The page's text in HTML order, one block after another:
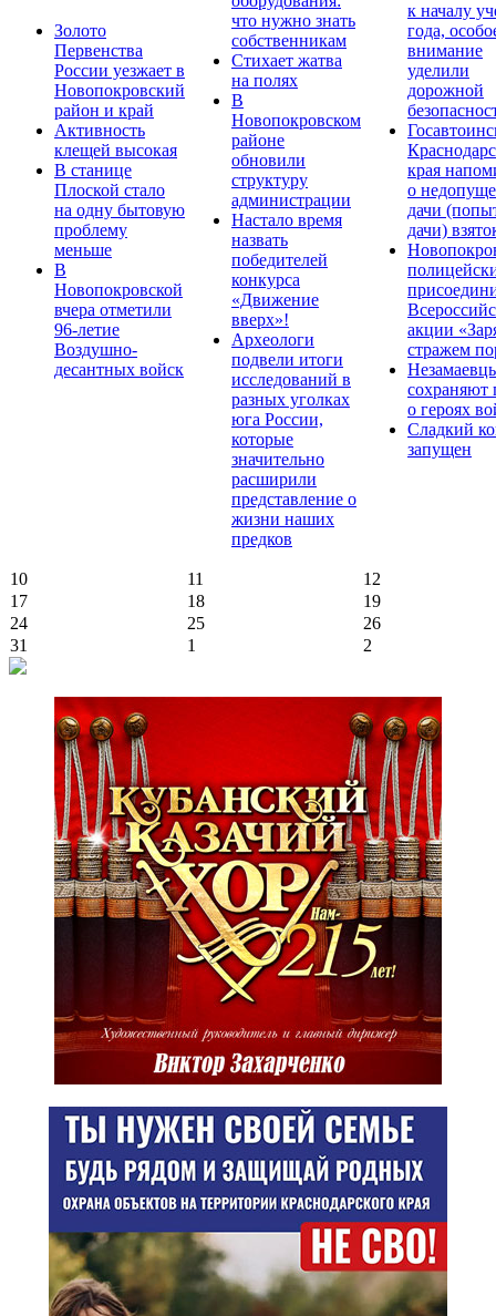
Золото
Первенства
России уезжает в
Новопокровский
район и край
Активность
клещей высокая
В станице
Плоской стало
на одну бытовую
проблему
меньше
В
Новопокровской
вчера отметили
96-летие
Воздушно-
десантных войск
что нужно знать
собственникам
Стихает жатва
на полях
В
Новопокровском
районе
обновили
структуру
администрации
Настало время
назвать
победителей
конкурса
«Движение
вверх»!
Археологи
подвели итоги
исследований в
разных уголках
юга России,
которые
значительно
расширили
представление о
жизни наших
предков
к началу
года,
внимание
уделили
дорожной
края
о
дачи
дачи)
акции
стражем
сохраняют
о героях
Сладкий
запущен
10 11
12
17
18
19
24
25
26
31
1 2